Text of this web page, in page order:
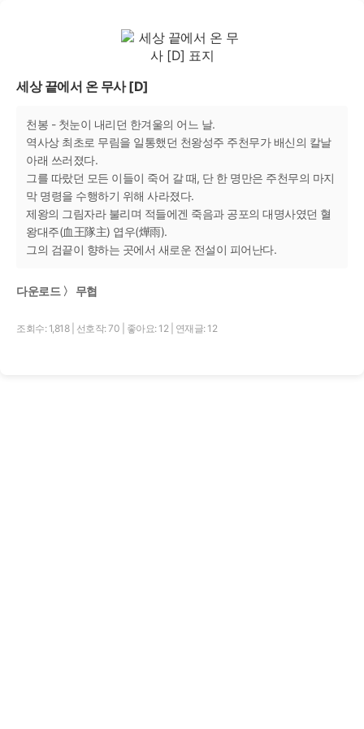
세상 끝에서 온 무사 [D]
천봉 - 첫눈이 내리던 한겨울의 어느 날.
역사상 최초로 무림을 일통했던 천왕성주 주천무가 배신의 칼날
아래 쓰러졌다.
그를 따랐던 모든 이들이 죽어 갈 때, 단 한 명만은 주천무의 마지
막 명령을 수행하기 위해 사라졌다.
제왕의 그림자라 불리며 적들에겐 죽음과 공포의 대명사였던 혈
왕대주(血王隊主) 엽우(燁雨).
그의 검끝이 향하는 곳에서 새로운 전설이 피어난다.
다운로드 〉 무협
조회수: 1,818 선호작: 70 좋아요: 12 연재글: 12